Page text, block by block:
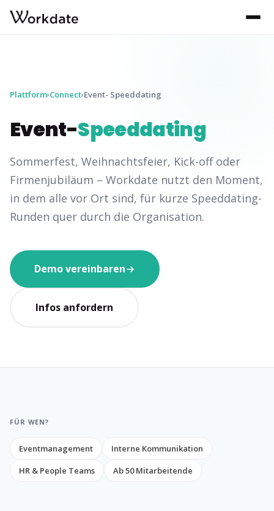
Plattform›Connect›Event- Speeddating
Event-Speeddating
Sommerfest, Weihnachtsfeier, Kick-off oder
Firmenjubiläum – Workdate nutzt den Moment,
in dem alle vor Ort sind, für kurze Speeddating-
Runden quer durch die Organisation.
Demo vereinbaren
Infos anfordern
FÜR WEN?
Eventmanagement
Interne Kommunikation
HR & People Teams
Ab 50 Mitarbeitende